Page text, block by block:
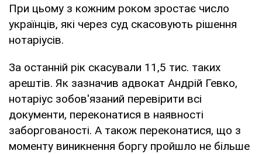
При цьому з кожним роком зростає число
українців, які через суд скасовують рішення
нотаріусів.
За останній рік скасували 11,5 тис. таких
арештів. Як зазначив адвокат Андрій Гевко,
нотаріус зобов'язаний перевірити всі
документи, переконатися в наявності
заборгованості. А також переконатися, що з
моменту виникнення боргу пройшло не більше